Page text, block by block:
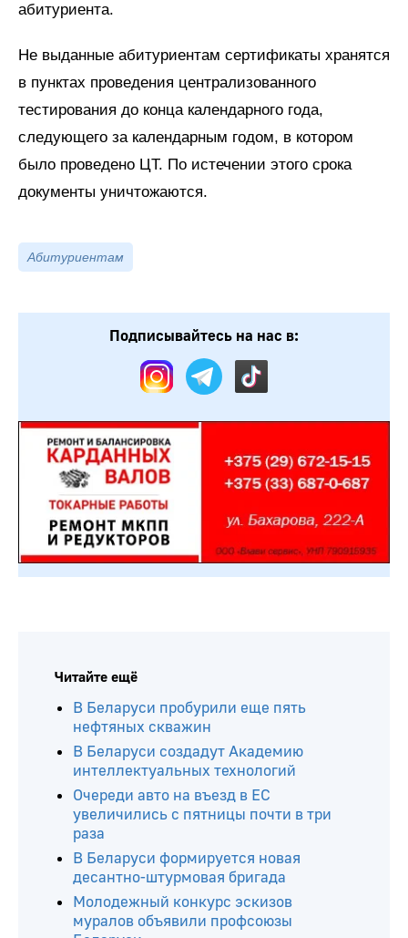
абитуриента.
Не выданные абитуриентам сертификаты хранятся
в пунктах проведения централизованного
тестирования до конца календарного года,
следующего за календарным годом, в котором
было проведено ЦТ. По истечении этого срока
документы уничтожаются.
Абитуриентам
Подписывайтесь на нас в:
Читайте ещё
В Беларуси пробурили еще пять
нефтяных скважин
В Беларуси создадут Академию
интеллектуальных технологий
Очереди авто на въезд в ЕС
увеличились с пятницы почти в три
раза
В Беларуси формируется новая
десантно-штурмовая бригада
Молодежный конкурс эскизов
муралов объявили профсоюзы